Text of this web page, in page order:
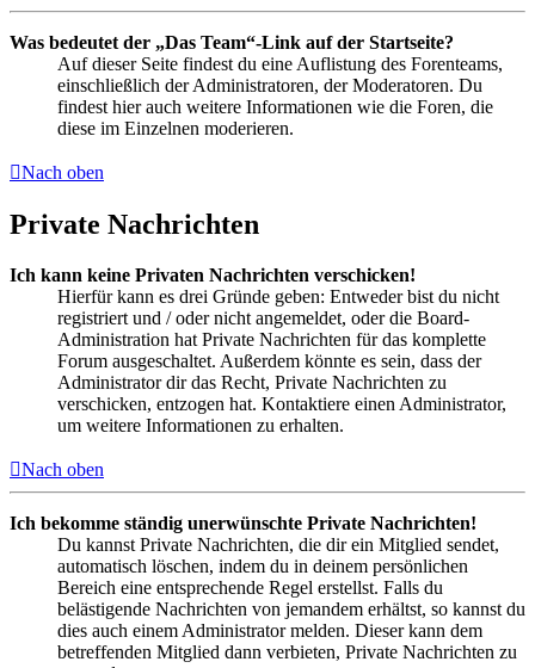
Was bedeutet der „Das Team“-Link auf der Startseite?
Auf dieser Seite findest du eine Auflistung des Forenteams,
einschließlich der Administratoren, der Moderatoren. Du
findest hier auch weitere Informationen wie die Foren, die
diese im Einzelnen moderieren.
Nach oben
Private Nachrichten
Ich kann keine Privaten Nachrichten verschicken!
Hierfür kann es drei Gründe geben: Entweder bist du nicht
registriert und / oder nicht angemeldet, oder die Board-
Administration hat Private Nachrichten für das komplette
Forum ausgeschaltet. Außerdem könnte es sein, dass der
Administrator dir das Recht, Private Nachrichten zu
verschicken, entzogen hat. Kontaktiere einen Administrator,
um weitere Informationen zu erhalten.
Nach oben
Ich bekomme ständig unerwünschte Private Nachrichten!
Du kannst Private Nachrichten, die dir ein Mitglied sendet,
automatisch löschen, indem du in deinem persönlichen
Bereich eine entsprechende Regel erstellst. Falls du
belästigende Nachrichten von jemandem erhältst, so kannst du
dies auch einem Administrator melden. Dieser kann dem
betreffenden Mitglied dann verbieten, Private Nachrichten zu